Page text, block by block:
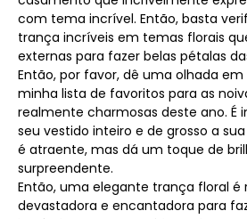
com tema incrível. Então, basta
trança incríveis em temas florais
externas para fazer belas pétalas
Então, por favor, dê uma olhada
minha lista de favoritos para as
realmente charmosas deste ano. É
seu vestido inteiro e de grosso a
é atraente, mas dá um toque de
surpreendente.
Então, uma elegante trança floral
devastadora e encantadora para